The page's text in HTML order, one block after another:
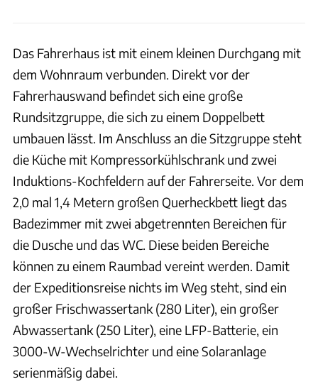
Das Fahrerhaus ist mit einem kleinen Durchgang mit
dem Wohnraum verbunden. Direkt vor der
Fahrerhauswand befindet sich eine große
Rundsitzgruppe, die sich zu einem Doppelbett
umbauen lässt. Im Anschluss an die Sitzgruppe steht
die Küche mit Kompressorkühlschrank und zwei
Induktions-Kochfeldern auf der Fahrerseite. Vor dem
2,0 mal 1,4 Metern großen Querheckbett liegt das
Badezimmer mit zwei abgetrennten Bereichen für
die Dusche und das WC. Diese beiden Bereiche
können zu einem Raumbad vereint werden. Damit
der Expeditionsreise nichts im Weg steht, sind ein
großer Frischwassertank (280 Liter), ein großer
Abwassertank (250 Liter), eine LFP-Batterie, ein
3000-W-Wechselrichter und eine Solaranlage
serienmäßig dabei.